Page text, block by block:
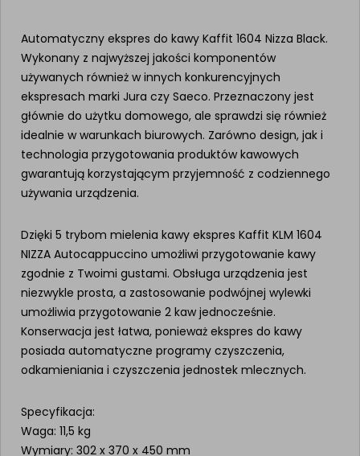
Automatyczny ekspres do kawy Kaffit 1604 Nizza Black.
Wykonany z najwyższej jakości komponentów
używanych również w innych konkurencyjnych
ekspresach marki Jura czy Saeco. Przeznaczony jest
głównie do użytku domowego, ale sprawdzi się również
idealnie w warunkach biurowych. Zarówno design, jak i
technologia przygotowania produktów kawowych
gwarantują korzystającym przyjemność z codziennego
używania urządzenia.
Dzięki 5 trybom mielenia kawy ekspres Kaffit KLM 1604
NIZZA Autocappuccino umożliwi przygotowanie kawy
zgodnie z Twoimi gustami. Obsługa urządzenia jest
niezwykle prosta, a zastosowanie podwójnej wylewki
umożliwia przygotowanie 2 kaw jednocześnie.
Konserwacja jest łatwa, ponieważ ekspres do kawy
posiada automatyczne programy czyszczenia,
odkamieniania i czyszczenia jednostek mlecznych.
Specyfikacja:
Waga: 11,5 kg
Wymiary: 302 x 370 x 450 mm